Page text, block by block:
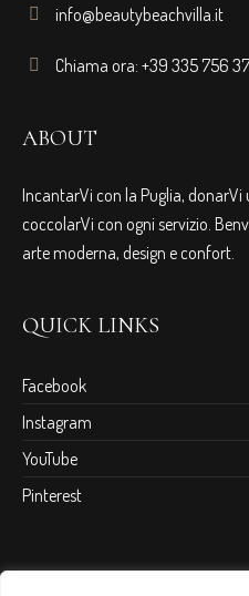
info@beautybeachvilla.it
Chiama ora: +39 335 756
ABOUT
IncantarVi con la Puglia, donarVi
coccolarVi con ogni servizio.
arte moderna, design e confort.
QUICK LINKS
Facebook
Instagram
YouTube
Pinterest